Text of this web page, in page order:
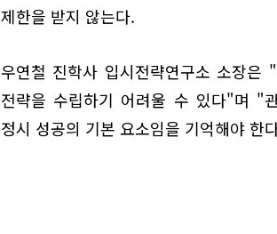
제한을 받지 않는다.
우연철 진학사 입시전략연구소 소장
전략을 수립하기 어려울 수 있다"며 "
정시 성공의 기본 요소임을 기억해야 한